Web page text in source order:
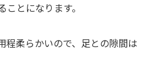
とになります。
程柔らかいので、足との隙間は